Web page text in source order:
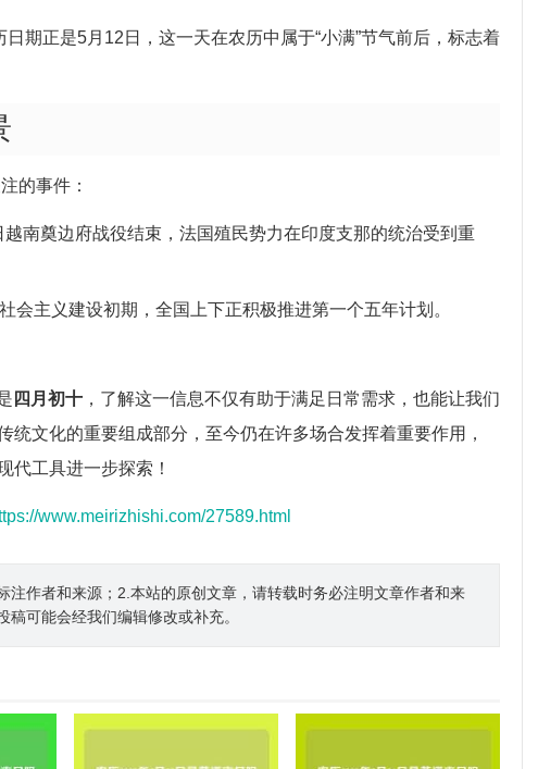
期正是5月12日，这一天在农历中属于“小满”节气前后，标志着
的事件：
越南奠边府战役结束，法国殖民势力在印度支那的统治受到重
会主义建设初期，全国上下正积极推进第一个五年计划。
四月初十 ，了解这一信息不仅有助于满足日常需求，也能让我们
文化的重要组成部分，至今仍在许多场合发挥着重要作用，
代工具进一步探索！
www.meirizhishi.com/27589.html
注作者和来源；2.本站的原创文章，请转载时务必注明文章作者和来
可能会经我们编辑修改或补充。